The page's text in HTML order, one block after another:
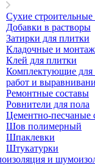
Сухие строительные
Добавки в растворы
Затирки для плитки
Кладочные и
Клей для плитки
Комплектующие для
работ и
Ремонтные составы
Ровнители для пола
Цементно-песчаные
Шов полимерный
Шпаклевки
Штукатурки
и